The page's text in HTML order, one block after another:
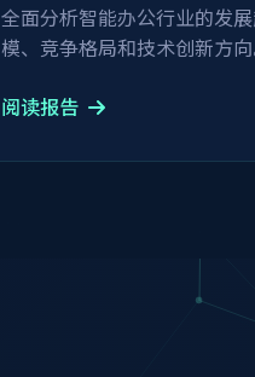
全面分析智能办公行业的发
模、竞争格局和技术创新方向
阅读报告